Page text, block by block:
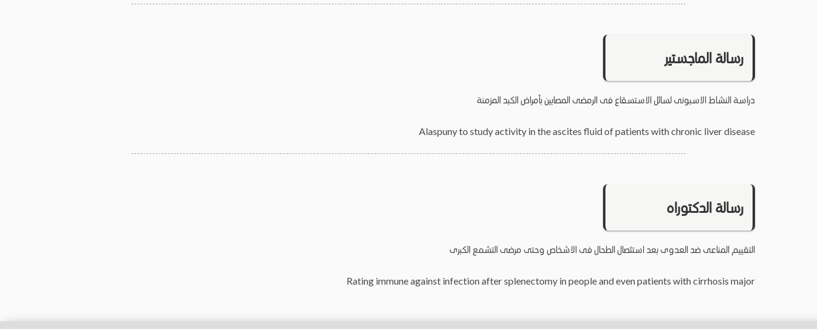
رسالة الماجستير
دراسة النشاط الاسبونى لسائل الاستسقاع فى الرمضى المصابين بأمراض الكبد المزمنة
Alaspuny to study activity in the ascites fluid of patients with chronic liver disease
رسالة الدكتوراه
التقييم المناعى ضد العدوى بعد استئصال الطحال فى الاشخاص وحتى مرضى التشمع الكبرى
Rating immune against infection after splenectomy in people and even patients with cirrhosis major